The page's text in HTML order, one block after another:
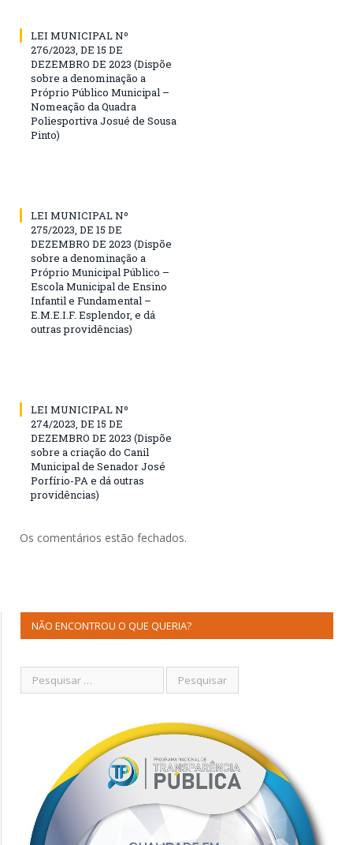
LEI MUNICIPAL Nº
276/2023, DE 15 DE
DEZEMBRO DE 2023 (Dispõe
sobre a denominação a
Próprio Público Municipal –
Nomeação da Quadra
Poliesportiva Josué de Sousa
Pinto)
LEI MUNICIPAL Nº
275/2023, DE 15 DE
DEZEMBRO DE 2023 (Dispõe
sobre a denominação a
Próprio Municipal Público –
Escola Municipal de Ensino
Infantil e Fundamental –
E.M.E.I.F. Esplendor, e dá
outras providências)
LEI MUNICIPAL Nº
274/2023, DE 15 DE
DEZEMBRO DE 2023 (Dispõe
sobre a criação do Canil
Municipal de Senador José
Porfírio-PA e dá outras
providências)
Os comentários estão fechados.
NÃO ENCONTROU O QUE QUERIA?